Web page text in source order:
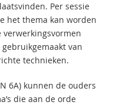
Per sessie
het thema kan worden
van
technieken.
6A) kunnen de ouders
die aan de orde